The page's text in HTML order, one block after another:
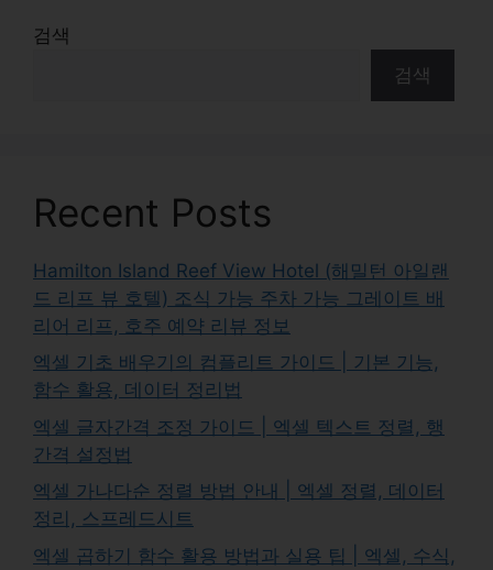
검색
검색
Recent Posts
Hamilton Island Reef View Hotel (해밀턴 아일랜
드 리프 뷰 호텔) 조식 가능 주차 가능 그레이트 배
리어 리프, 호주 예약 리뷰 정보
엑셀 기초 배우기의 컴플리트 가이드 | 기본 기능,
함수 활용, 데이터 정리법
엑셀 글자간격 조정 가이드 | 엑셀 텍스트 정렬, 행
간격 설정법
엑셀 가나다순 정렬 방법 안내 | 엑셀 정렬, 데이터
정리, 스프레드시트
엑셀 곱하기 함수 활용 방법과 실용 팁 | 엑셀, 수식,